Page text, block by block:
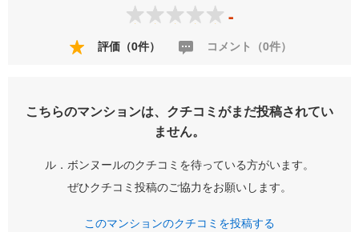
-
評価（0件） コメント（0件）
こちらのマンションは、クチコミがまだ投稿されてい
ません。
ル．ボンヌールのクチコミを待っている方がいます。
ぜひクチコミ投稿のご協力をお願いします。
このマンションのクチコミを投稿する